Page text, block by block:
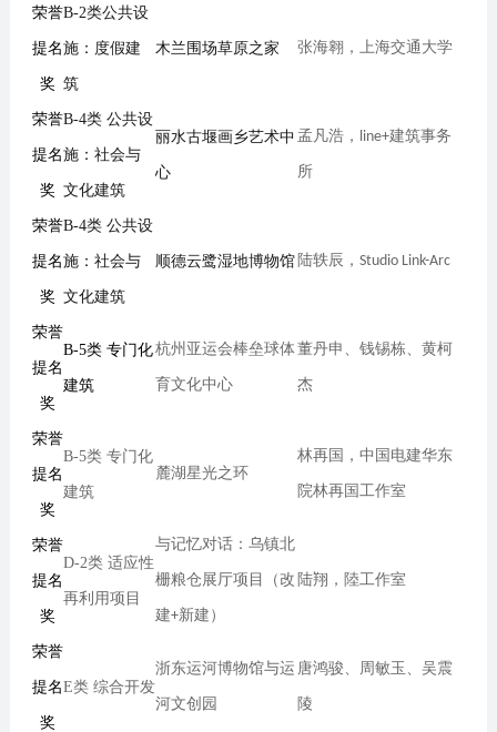
荣誉
提名
奖
B-2类公共设
施：度假建
筑
木兰围场草原之家 张海翱， 上海交通大学
荣誉
提名
奖
B-4类 公共设
施：社会与
文化建筑
丽水古堰画乡艺术中
心
孟凡浩， line+建筑事务
所
荣誉
提名
奖
B-4类 公共设
施：社会与
文化建筑
顺德云鹭湿地博物馆 陆轶辰， Studio Link-Arc
荣誉
提名
奖
B-5类 专门化
建筑
杭州亚运会棒垒球体
育文化中心
董丹申、钱锡栋、黄柯
杰
荣誉
提名
奖
B-5类 专门化
建筑
麓湖星光之环
林再国 ， 中国电建华东
院林再国工作室
荣誉
提名
奖
D-2类 适应性
再利用项目
与记忆对话：乌镇北
栅粮仓展厅项目（改
建+新建）
陆翔， 陸工作室
荣誉
提名
奖
E类 综合开发
浙东运河博物馆与运
河文创园
唐鸿骏、 周敏玉 、 吴震
陵